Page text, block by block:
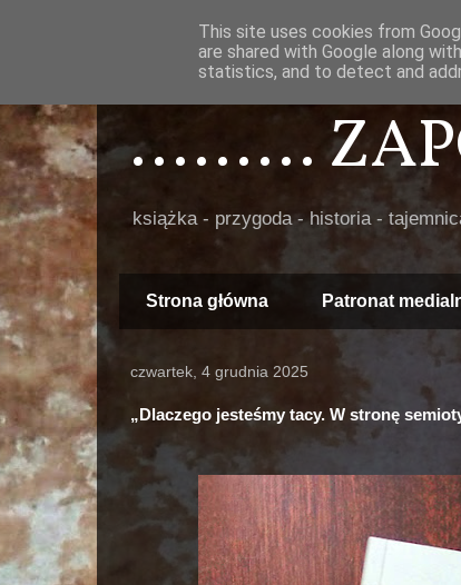
.........
książka - przygoda - historia -
Strona główna Patronat
czwartek, 4 grudnia 2025
„Dlaczego jesteśmy tacy. W stronę
This site uses cookies from
are shared with Google along
statistics, and to detect and